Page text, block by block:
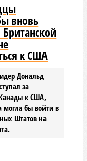
вновь
Британской
к США
Дональд
за
к США,
могла бы войти в
Штатов на